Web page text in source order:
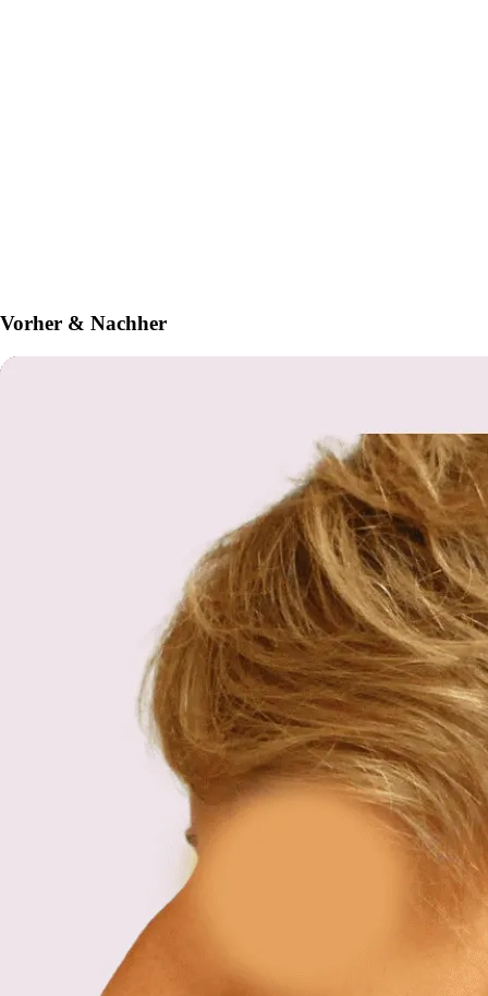
Vorher & Nachher